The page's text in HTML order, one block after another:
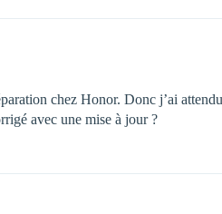
chez Honor. Donc j’ai
avec une mise à jour ?